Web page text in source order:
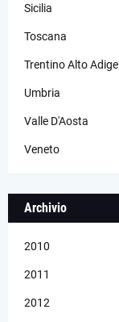
Sicilia
Toscana
Trentino Alto Adige
Umbria
Valle D'Aosta
Veneto
Archivio
2010
2011
2012